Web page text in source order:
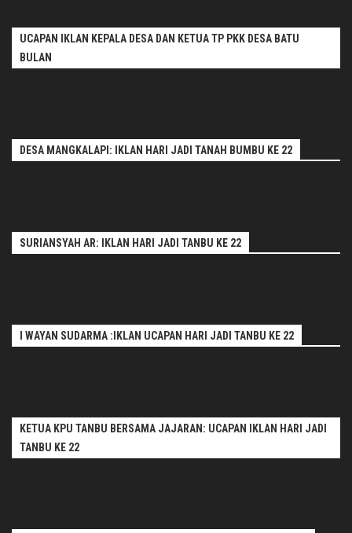
UCAPAN IKLAN KEPALA DESA DAN KETUA TP PKK DESA BATU
BULAN
DESA MANGKALAPI: IKLAN HARI JADI TANAH BUMBU KE 22
SURIANSYAH AR: IKLAN HARI JADI TANBU KE 22
I WAYAN SUDARMA :IKLAN UCAPAN HARI JADI TANBU KE 22
KETUA KPU TANBU BERSAMA JAJARAN: UCAPAN IKLAN HARI JADI
TANBU KE 22